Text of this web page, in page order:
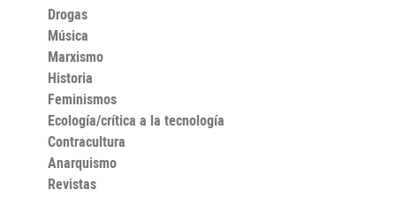
Drogas
Música
Marxismo
Historia
Feminismos
Ecología/crítica a la tecnología
Contracultura
Anarquismo
Revistas